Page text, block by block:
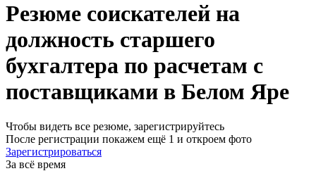
Резюме соискателей на
должность старшего
бухгалтера по расчетам с
поставщиками в Белом Яре
Чтобы видеть все резюме, зарегистрируйтесь
После регистрации покажем ещё 1 и откроем фото
Зарегистрироваться
За всё время